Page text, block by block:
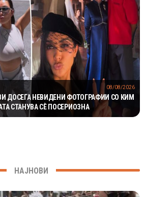
ДОСЕГА НЕВИДЕНИ ФОТОГРАФИИ СО КИМ
СТАНУВА СÈ ПОСЕРИОЗНА
08/08/2026
НАЈНОВИ